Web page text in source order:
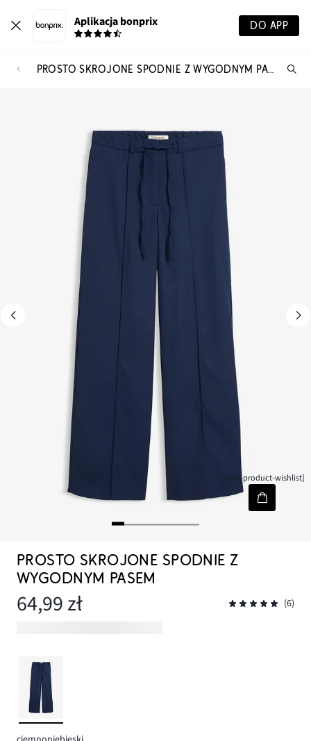
Aplikacja bonprix DO APP
PROSTO SKROJONE SPODNIE Z WYGODNYM PASEM
[node-product-wishlist]
PROSTO SKROJONE SPODNIE Z
WYGODNYM PASEM
64,99 zł (6)